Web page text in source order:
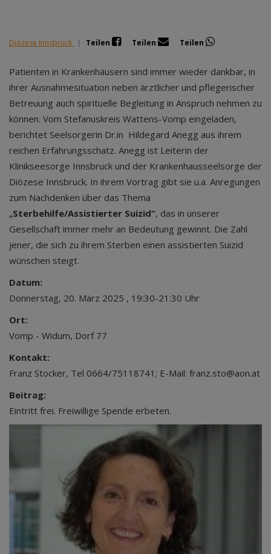
Diözese Innsbruck | Teilen Teilen Teilen
Patienten in Krankenhäusern sind immer wieder dankbar, in
ihrer Ausnahmesituation neben ärztlicher und pflegerischer
Betreuung auch spirituelle Begleitung in Anspruch nehmen zu
können. Vom Stefanuskreis Wattens-Vomp eingeladen,
berichtet Seelsorgerin Dr.in Hildegard Anegg aus ihrem
reichen Erfahrungsschatz. Anegg ist Leiterin der
Klinikseesorge Innsbruck und der Krankenhausseelsorge der
Diözese Innsbruck. In ihrem Vortrag gibt sie u.a. Anregungen
zum Nachdenken über das Thema
„Sterbehilfe/Assistierter Suizid“, das in unserer
Gesellschaft immer mehr an Bedeutung gewinnt. Die Zahl
jener, die sich zu ihrem Sterben einen assistierten Suizid
wünschen steigt.
Datum:
Donnerstag, 20. März 2025 , 19:30-21:30 Uhr
Ort:
Vomp - Widum, Dorf 77
Kontakt:
Franz Stocker, Tel 0664/75118741; E-Mail: franz.sto@aon.at
Beitrag:
Eintritt frei. Freiwillige Spende erbeten.